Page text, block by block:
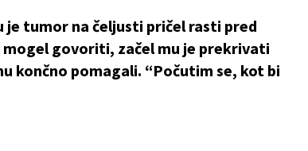
je tumor na čeljusti pričel rasti pred
govoriti, začel mu je prekrivati
končno pomagali. “Počutim se, kot bi